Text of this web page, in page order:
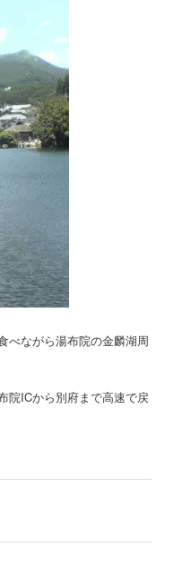
べながら湯布院の金麟湖周
院ICから別府まで高速で戻